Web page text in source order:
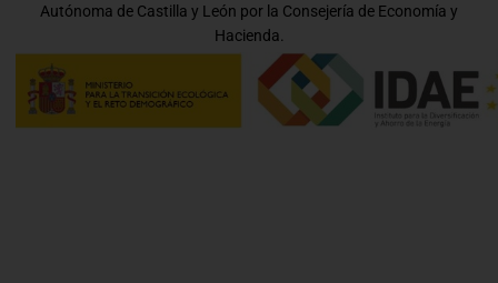
Autónoma de Castilla y León por la Consejería de Economía y
Hacienda.